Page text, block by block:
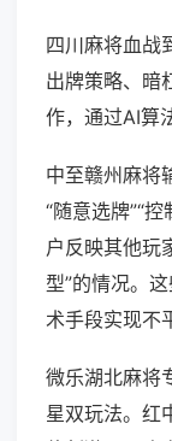
四川麻将血战
出牌策略、暗
作，通过AI算
中至赣州麻将
“随意选牌”“
户反映其他玩
型”的情况。
术手段实现不
微乐湖北麻将
星双玩法。红